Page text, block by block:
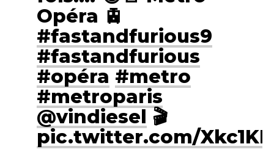
Opéra 🚊
#fastandfurious9
#fastandfurious
#opéra #metro
#metroparis
@vindiesel 🎬
pic.twitter.com/